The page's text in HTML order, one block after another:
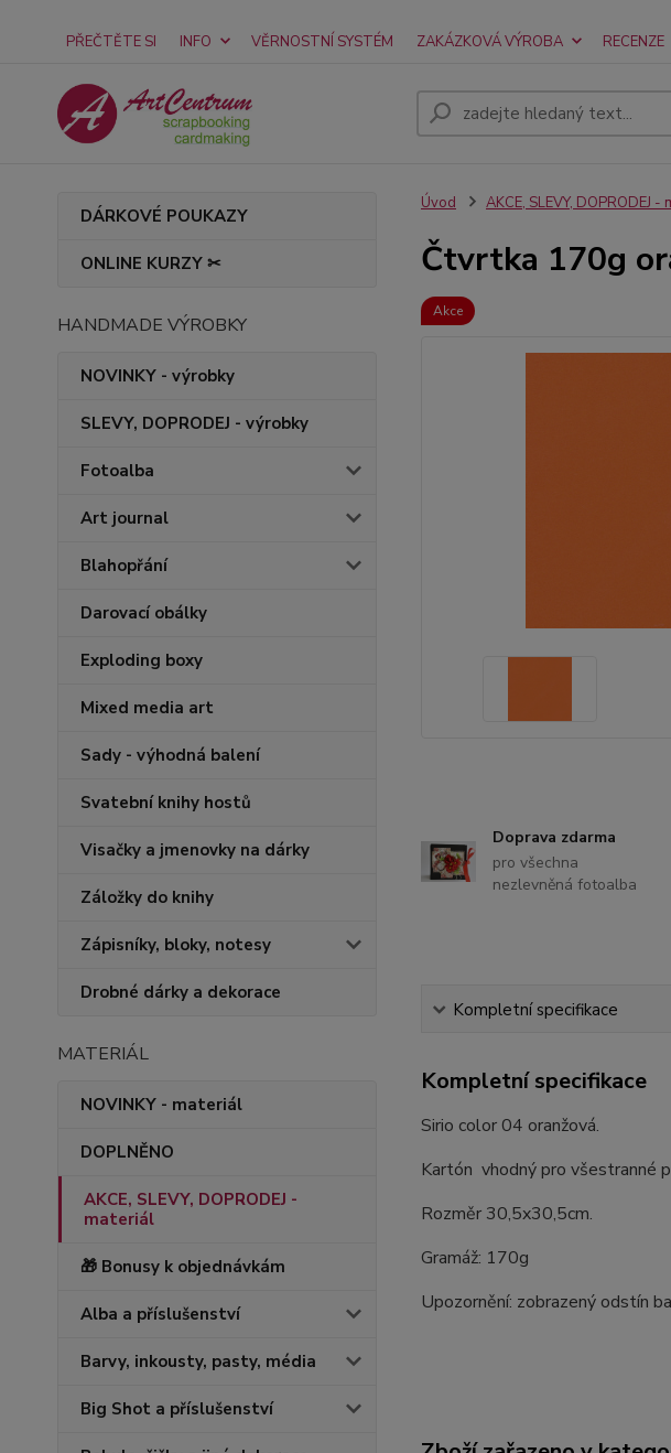
PŘEČTĚTE SI INFO VĚRNOSTNÍ SYSTÉM ZAKÁZKOVÁ VÝROBA RECENZE
DÁRKOVÉ POUKAZY
ONLINE KURZY ✂
HANDMADE VÝROBKY
NOVINKY - výrobky
SLEVY, DOPRODEJ - výrobky
Fotoalba
Art journal
Blahopřání
Darovací obálky
Exploding boxy
Mixed media art
Sady - výhodná balení
Svatební knihy hostů
Visačky a jmenovky na dárky
Záložky do knihy
Zápisníky, bloky, notesy
Drobné dárky a dekorace
MATERIÁL
NOVINKY - materiál
DOPLNĚNO
AKCE, SLEVY, DOPRODEJ -
materiál
🎁 Bonusy k objednávkám
Alba a příslušenství
Barvy, inkousty, pasty, média
Big Shot a příslušenství
Úvod AKCE, SLEVY, DOPRODEJ -
Čtvrtka 170g
Akce
Doprava zdarma
pro všechna
nezlevněná fotoalba
Kompletní specifikace
Kompletní specifikace
Sirio color 04 oranžová.
Kartón vhodný pro všestranné
Rozměr 30,5x30,5cm.
Gramáž: 170g
Upozornění: zobrazený odstín